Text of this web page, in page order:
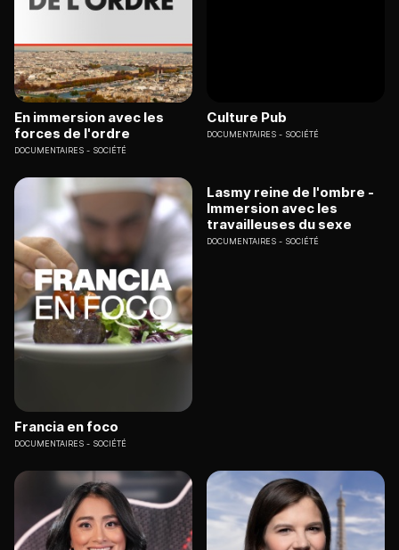
En immersion avec les
forces de l'ordre
DOCUMENTAIRES SOCIÉTÉ
Culture Pub
DOCUMENTAIRES SOCIÉTÉ
Francia en foco
DOCUMENTAIRES SOCIÉTÉ
Lasmy reine de l'ombre -
Immersion avec les
travailleuses du sexe
DOCUMENTAIRES SOCIÉTÉ